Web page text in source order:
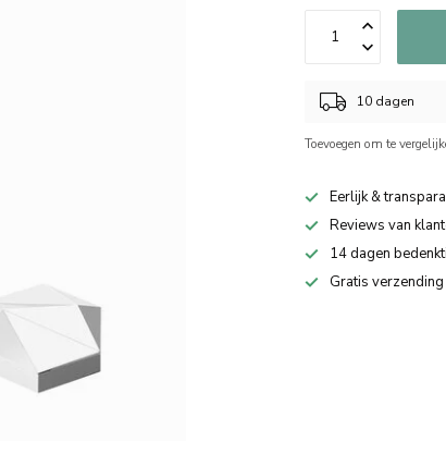
10 dagen
Toevoegen om te
Eerlijk &
Reviews van
14 dagen
Gratis